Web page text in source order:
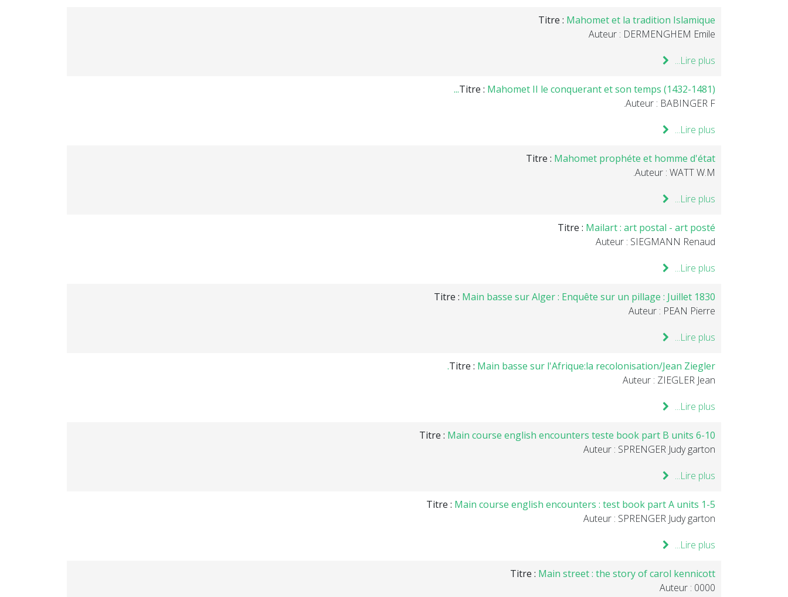
Titre : Mahomet et la tradition Islamique
Auteur : DERMENGHEM Emile
Lire plus...
Titre : Mahomet II le conquerant et son temps (1432-1481)...
Auteur : BABINGER F.
Lire plus...
Titre : Mahomet prophéte et homme d'état
Auteur : WATT W.M.
Lire plus...
Titre : Mailart : art postal - art posté
Auteur : SIEGMANN Renaud
Lire plus...
Titre : Main basse sur Alger : Enquête sur un pillage : Juillet 1830
Auteur : PEAN Pierre
Lire plus...
Titre : Main basse sur l'Afrique:la recolonisation/Jean Ziegler.
Auteur : ZIEGLER Jean
Lire plus...
Titre : Main course english encounters teste book part B units 6-10
Auteur : SPRENGER Judy garton
Lire plus...
Titre : Main course english encounters : test book part A units 1-5
Auteur : SPRENGER Judy garton
Lire plus...
Titre : Main street : the story of carol kennicott
Auteur : 0000